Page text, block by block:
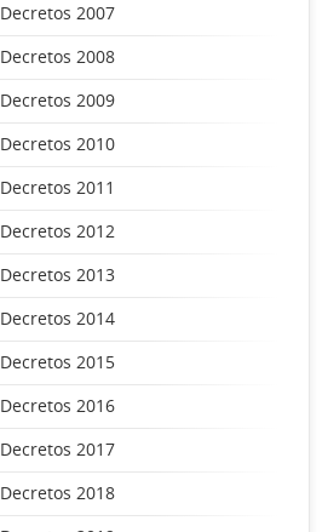
Decretos 2007
Decretos 2008
Decretos 2009
Decretos 2010
Decretos 2011
Decretos 2012
Decretos 2013
Decretos 2014
Decretos 2015
Decretos 2016
Decretos 2017
Decretos 2018